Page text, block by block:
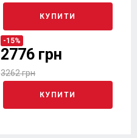
КУПИТИ
-15%
2776 грн
3262 грн
КУПИТИ